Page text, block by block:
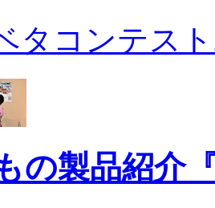
タコンテス
の製品紹介